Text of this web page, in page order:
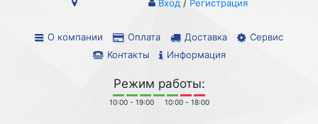
О компании Оплата Доставка
Сервис
Контакты
Информация
Вход / Регистрация
Режим работы:
10:00 - 19:00 10:00 - 18:00